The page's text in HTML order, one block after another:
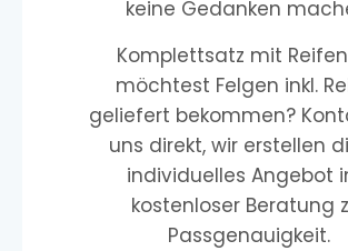
keine Gedanken
Komplettsatz mit
möchtest Felgen inkl.
geliefert bekommen?
uns direkt, wir erstellen
individuelles Angebot
kostenloser Beratung
Passgenauigkeit.